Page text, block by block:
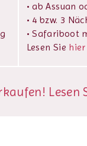
• ab Assuan
• 4 bzw. 3
• Safariboot
Lesen Sie hier
Lesen